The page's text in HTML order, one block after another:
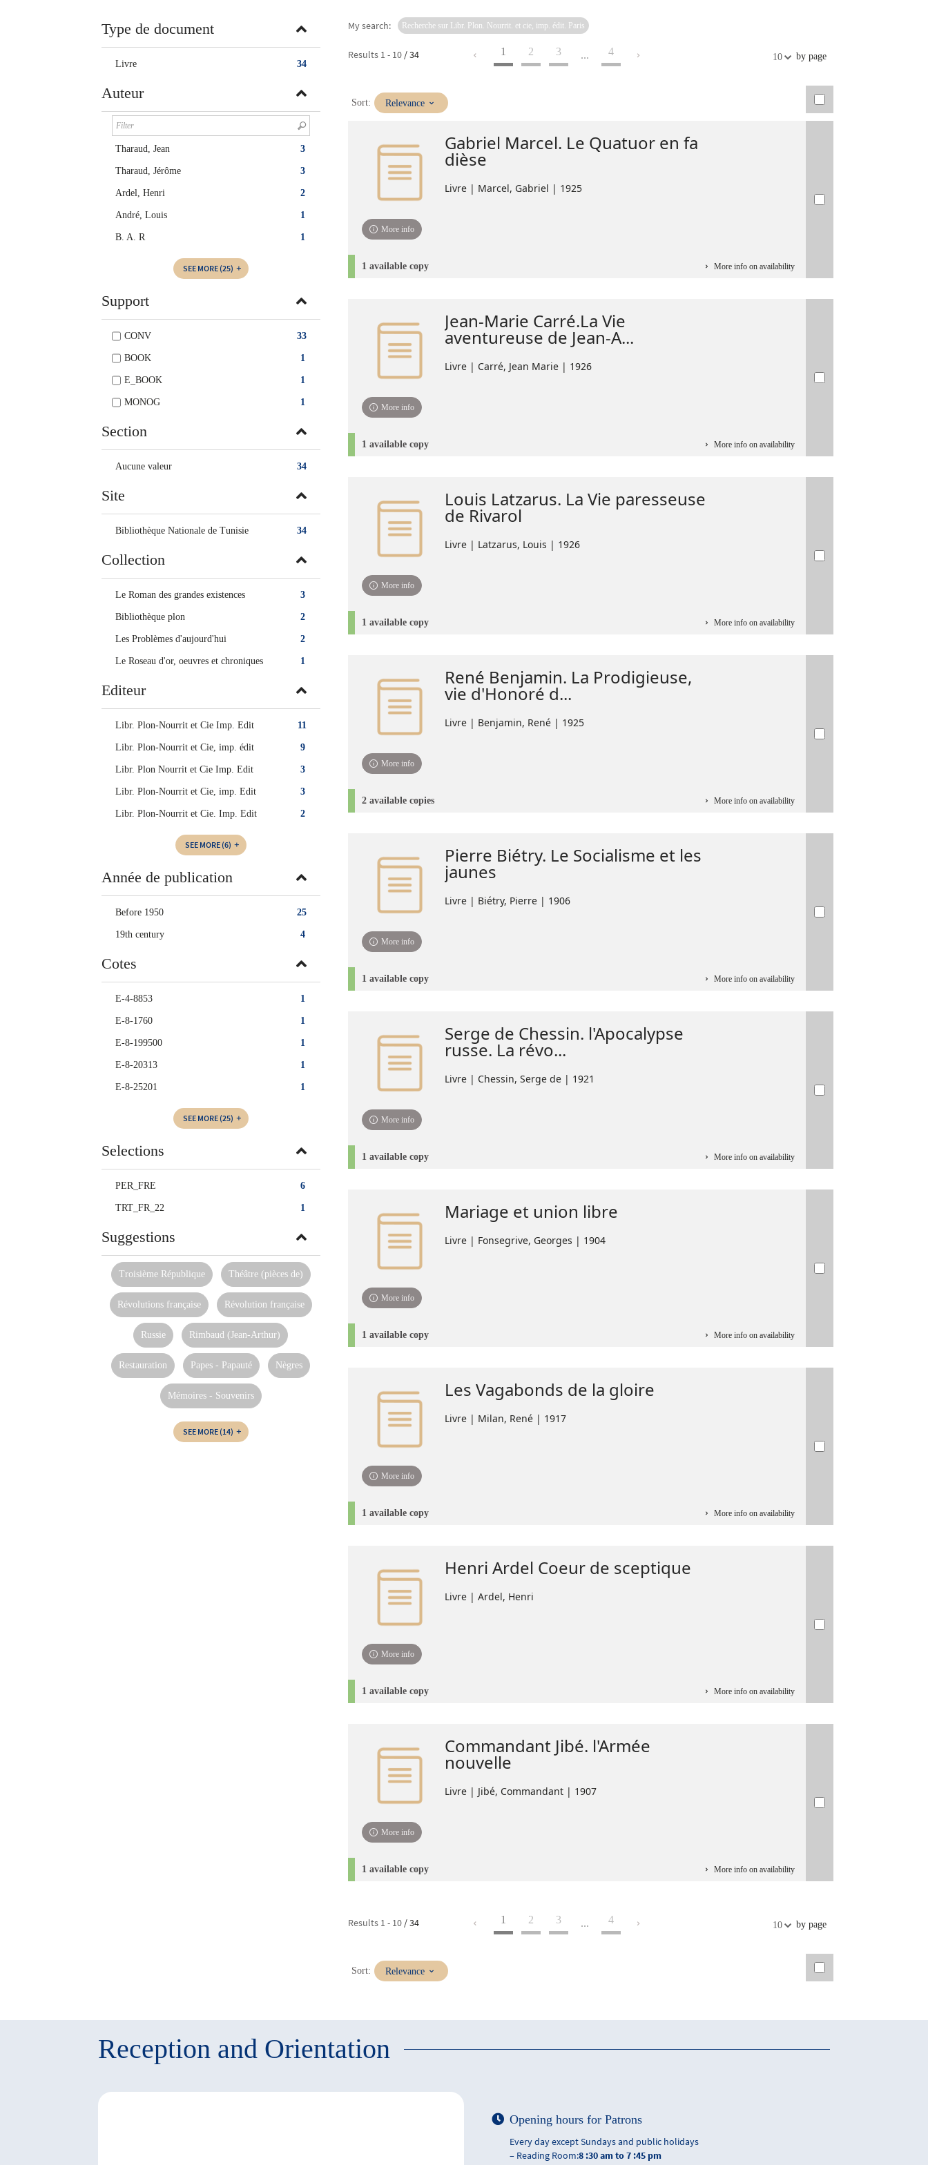
My search: Recherche sur Libr. Plon. Nourrit. et cie, imp. édit. Paris
Results 1 - 10 / 34 1 2 3 ... 4 10 by page
Sort:(Immediate
update)
Relevance
Gabriel Marcel. Le Quatuor en fa
dièse
Livre | Marcel, Gabriel | 1925
More info
1 available copy More info on availability
Jean-Marie Carré.La Vie
aventureuse de Jean-A...
Livre | Carré, Jean Marie | 1926
More info
1 available copy More info on availability
Louis Latzarus. La Vie paresseuse
de Rivarol
Livre | Latzarus, Louis | 1926
More info
1 available copy More info on availability
René Benjamin. La Prodigieuse,
vie d'Honoré d...
Livre | Benjamin, René | 1925
More info
2 available copies More info on availability
Pierre Biétry. Le Socialisme et les
jaunes
Livre | Biétry, Pierre | 1906
More info
1 available copy More info on availability
Serge de Chessin. l'Apocalypse
russe. La révo...
Livre | Chessin, Serge de | 1921
More info
1 available copy More info on availability
Mariage et union libre
Livre | Fonsegrive, Georges | 1904
More info
1 available copy More info on availability
Les Vagabonds de la gloire
Livre | Milan, René | 1917
More info
1 available copy More info on availability
Henri Ardel Coeur de sceptique
Livre | Ardel, Henri
More info
1 available copy More info on availability
Commandant Jibé. l'Armée
nouvelle
Livre | Jibé, Commandant | 1907
More info
1 available copy More info on availability
Results 1 - 10 / 34 1 2 3 ... 4 10 by page
Sort:(Immediate
update)
Relevance
Type de document
34
Livre
Auteur
3
Tharaud, Jean
3
Tharaud, Jérôme
2
Ardel, Henri
1
André, Louis
1
B. A. R
SEE MORE (25)
Support
33
CONV
1
BOOK
1
E_BOOK
1
MONOG
Section
34
Aucune valeur
Site
34
Bibliothèque Nationale de Tunisie
Collection
3
Le Roman des grandes existences
2
Bibliothèque plon
2
Les Problèmes d'aujourd'hui
1
Le Roseau d'or, oeuvres et chroniques
Editeur
11
Libr. Plon-Nourrit et Cie Imp. Edit
9
Libr. Plon-Nourrit et Cie, imp. édit
3
Libr. Plon Nourrit et Cie Imp. Edit
3
Libr. Plon-Nourrit et Cie, imp. Edit
2
Libr. Plon-Nourrit et Cie. Imp. Edit
SEE MORE (6)
Année de publication
25
Before 1950
4
19th century
Cotes
1
E-4-8853
1
E-8-1760
1
E-8-199500
1
E-8-20313
1
E-8-25201
SEE MORE (25)
Selections
6
PER_FRE
1
TRT_FR_22
Suggestions
Troisième République Théâtre (pièces de)
Révolutions française Révolution française
Russie Rimbaud (Jean-Arthur)
Restauration Papes - Papauté Nègres
Mémoires - Souvenirs
SEE MORE (14)
Reception and Orientation
Opening hours for Patrons
Every day except Sundays and public holidays
– Reading Room:8 :30 am to 7 :45 pm